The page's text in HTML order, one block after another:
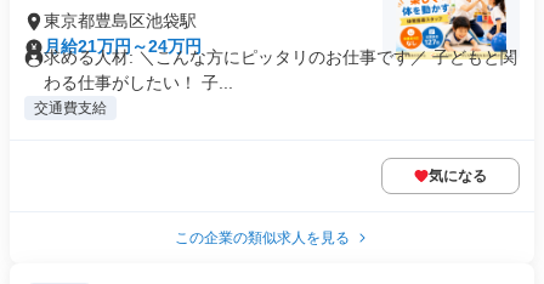
東京都豊島区池袋駅
月給21万円～24万円
求める人材: ＼こんな方にピッタリのお仕事です／ 子どもと関
わる仕事がしたい！ 子...
交通費支給
気になる
この企業の類似求人を見る